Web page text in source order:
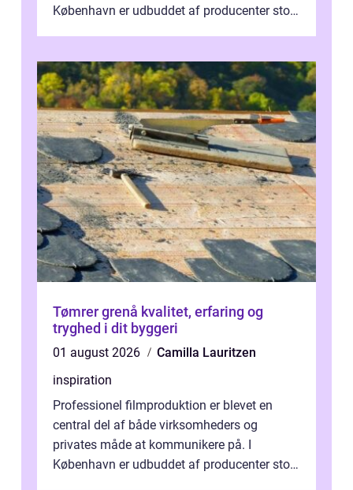
København er udbuddet af producenter stort,
Tømrer grenå kvalitet, erfaring og
tryghed i dit byggeri
01 august 2026
Camilla Lauritzen
inspiration
Professionel filmproduktion er blevet en
central del af både virksomheders og
privates måde at kommunikere på. I
København er udbuddet af producenter stort,